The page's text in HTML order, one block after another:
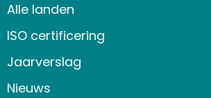
Alle landen
ISO certificering
Jaarverslag
Nieuws